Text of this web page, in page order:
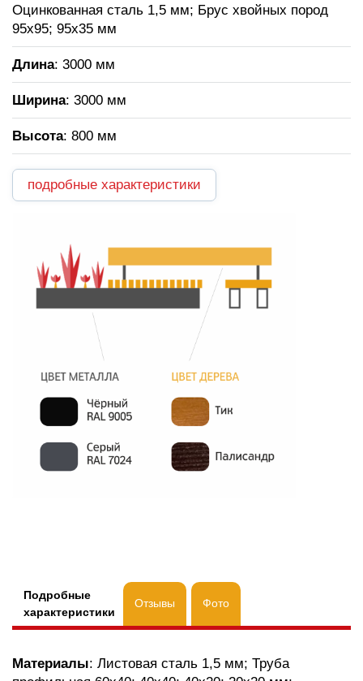
Оцинкованная сталь 1,5 мм; Брус хвойных пород
95х95; 95х35 мм
Длина: 3000 мм
Ширина: 3000 мм
Высота: 800 мм
подробные характеристики
Подробные
характеристики
Отзывы Фото
Материалы: Листовая сталь 1,5 мм; Труба